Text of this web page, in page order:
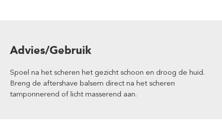
Advies/Gebruik
Spoel na het scheren het gezicht schoon en droog de huid.
Breng de aftershave balsem direct na het scheren
tamponnerend of licht masserend aan.